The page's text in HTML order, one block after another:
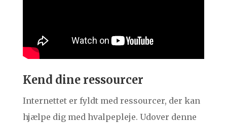
Kend dine ressourcer
Internettet er fyldt med ressourcer, der kan
hjælpe dig med hvalpepleje. Udover denne